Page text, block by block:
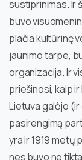
sustiprinimas. Ir
buvo
plačia kultūrinę
jaunimo tarpe,
organizacija. Ir
priešinosi, kaip
Lietuva galėjo
pasirengimą
yra ir 1919 metų
nes buvo ne